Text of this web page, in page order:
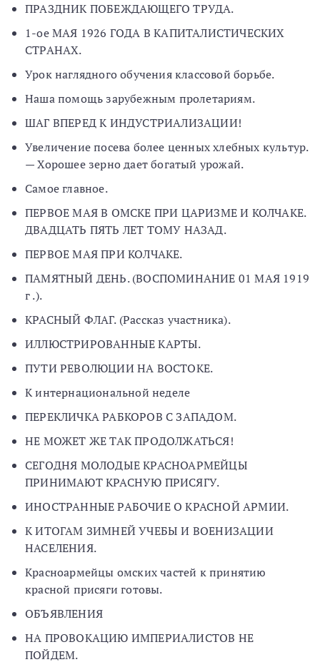
ПРАЗДНИК ПОБЕЖДАЮЩЕГО ТРУДА.
1-ое МАЯ 1926 ГОДА В КАПИТАЛИСТИЧЕСКИХ
СТРАНАХ.
Урок наглядного обучения классовой борьбе.
Наша помощь зарубежным пролетариям.
ШАГ ВПЕРЕД К ИНДУСТРИАЛИЗАЦИИ!
Увеличение посева более ценных хлебных культур.
— Хорошее зерно дает богатый урожай.
Самое главное.
ПЕРВОЕ МАЯ В ОМСКЕ ПРИ ЦАРИЗМЕ И КОЛЧАКЕ.
ДВАДЦАТЬ ПЯТЬ ЛЕТ ТОМУ НАЗАД.
ПЕРВОЕ МАЯ ПРИ КОЛЧАКЕ.
ПАМЯТНЫЙ ДЕНЬ. (ВОСПОМИНАНИЕ 01 МАЯ 1919
г .).
КРАСНЫЙ ФЛАГ. (Рассказ участника).
ИЛЛЮСТРИРОВАННЫЕ КАРТЫ.
ПУТИ РЕВОЛЮЦИИ НА ВОСТОКЕ.
К интернациональной неделе
ПЕРЕКЛИЧКА РАБКОРОВ С ЗАПАДОМ.
НЕ МОЖЕТ ЖЕ ТАК ПРОДОЛЖАТЬСЯ!
СЕГОДНЯ МОЛОДЫЕ КРАСНОАРМЕЙЦЫ
ПРИНИМАЮТ КРАСНУЮ ПРИСЯГУ.
ИНОСТРАННЫЕ РАБОЧИЕ О КРАСНОЙ АРМИИ.
К ИТОГАМ ЗИМНЕЙ УЧЕБЫ И ВОЕНИЗАЦИИ
НАСЕЛЕНИЯ.
Красноармейцы омских частей к принятию
красной присяги готовы.
ОБЪЯВЛЕНИЯ
НА ПРОВОКАЦИЮ ИМПЕРИАЛИСТОВ НЕ
ПОЙДЕМ.